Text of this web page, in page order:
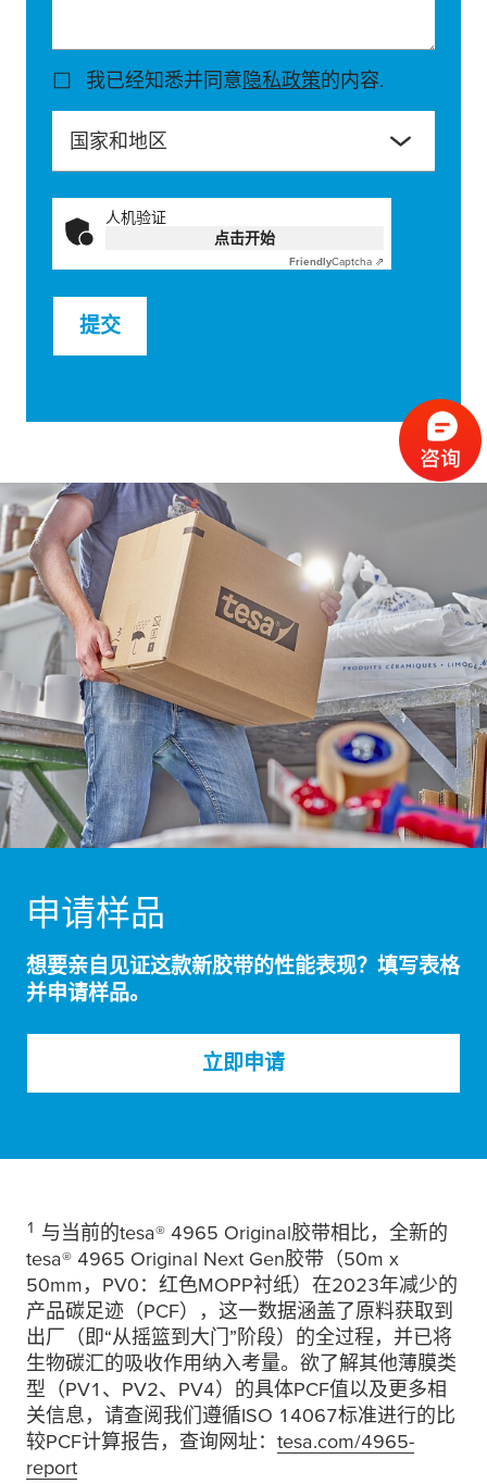
我已经知悉并同意隐私政策的内容.
国家和地区
人机验证
点击开始
FriendlyCaptcha ⇗
提交
申请样品
想要亲自见证这款新胶带的性能表现？填写表格
并申请样品。
立即申请
1 与当前的tesa® 4965 Original胶带相比，全新的
tesa® 4965 Original Next Gen胶带（50m x
50mm，PV0：红色MOPP衬纸）在2023年减少的
产品碳足迹（PCF），这一数据涵盖了原料获取到
出厂（即“从摇篮到大门”阶段）的全过程，并已将
生物碳汇的吸收作用纳入考量。欲了解其他薄膜类
型（PV1、PV2、PV4）的具体PCF值以及更多相
关信息，请查阅我们遵循ISO 14067标准进行的比
较PCF计算报告，查询网址： tesa.com/4965-
report